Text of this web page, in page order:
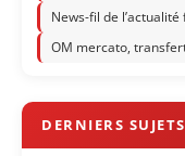
News-fil de l’actualité
OM mercato,